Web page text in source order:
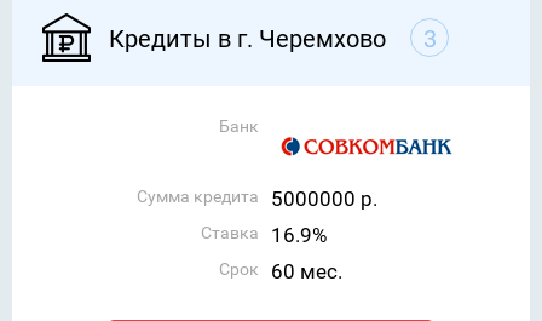
Кредиты в г. Черемхово 3
Банк
Сумма кредита 5000000 р.
Ставка 16.9%
Срок 60 мес.